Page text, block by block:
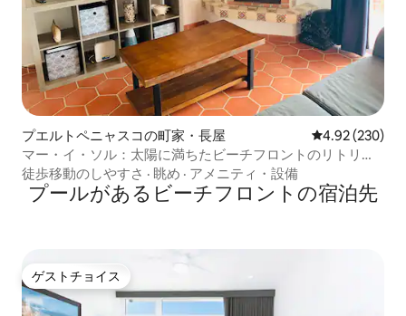
プエルトペニャスコの町家・長屋 レビュー230
4.92 (230)
マー・イ・ソル：太陽に満ちたビーチフロントのリトリー
ト
徒歩移動のしやすさ · 眺め · アメニティ・設備
プールがあるビーチフロントの宿泊先
ゲストチョイス
ゲストチョイス